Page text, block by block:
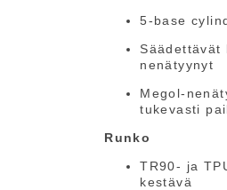
5-base
Säädettävät
nenätyynyt
Megol-
tukevasti
Runko
TR90- ja
kestävä